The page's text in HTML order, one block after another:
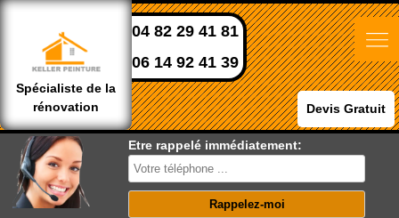
Spécialiste de la
rénovation
04 82 29 41 81
06 14 92 41 39
Devis Gratuit
Etre rappelé immédiatement: